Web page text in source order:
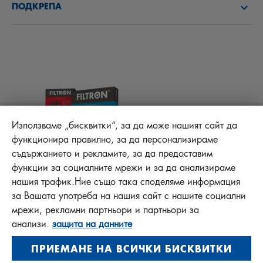
ФАЙЛОВЕ ЗА ИЗТЕГЛЯНЕ
ПОДКРЕПА
FAQ
MANN+HUMMEL FT Poland
Sp. z o. o. Sp. k.
ul. Wrocławska 145, 63-800 GOSTYŃ, POLAND
Privacy Statement
Imprint
Използваме „бисквитки“, за да може нашият сайт да
функционира правилно, за да персонализираме
съдържанието и рекламите, за да предоставим
функции за социалните мрежи и за да анализираме
нашия трафик.Ние също така споделяме информация
за Вашата употреба на нашия сайт с нашите социални
мрежи, рекламни партньори и партньори за
анализи. защита на данните
ПРИЕМАНЕ НА ВСИЧКИ БИСКВИТКИ